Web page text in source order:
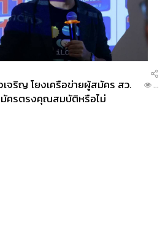
เจริญ โยงเครือข่ายผู้สมัคร สว.
ครตรงคุณสมบัติหรือไม่
...